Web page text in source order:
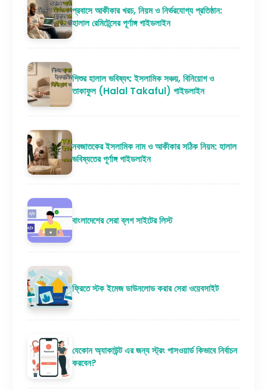
প্রবাসে আকীকার খরচ, নিয়ম ও নির্ভরযোগ্য প্রতিষ্ঠান:
হালাল রেমিটেন্সের পূর্ণাঙ্গ গাইডলাইন
শিশুর হালাল ভবিষ্যৎ: ইসলামিক সঞ্চয়, বিনিয়োগ ও
তাকাফুল (Halal Takaful) গাইডলাইন
নবজাতকের ইসলামিক নাম ও আকীকার সঠিক নিয়ম: হালাল
ভবিষ্যতের পূর্ণাঙ্গ গাইডলাইন
বাংলাদেশের সেরা ব্লগ সাইটের লিস্ট
ফ্রিতে স্টক ইমেজ ডাউনলোড করার সেরা ওয়েবসাইট
যেকোন অ্যাকাউন্ট এর জন্য স্ট্রং পাসওয়ার্ড কিভাবে নির্বাচন
করবেন?